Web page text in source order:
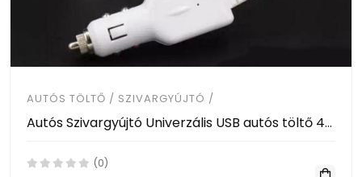
AUTÓS TÖLTŐ / SZIVARGYÚJTÓ /
Autós Szivargyújtó Univerzális USB autós töltő 4-port 20W Power Adapter LED kijelzővel 1.2 m
(0)